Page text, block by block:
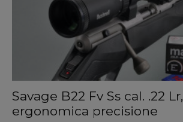
Savage B22 Fv Ss cal. .22 Lr,
ergonomica precisione